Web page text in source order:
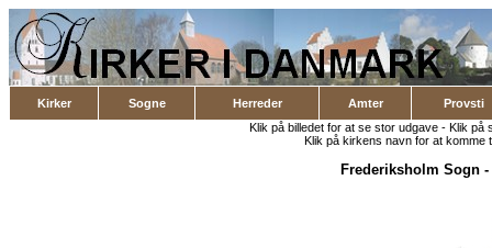
Kirker Sogne Herreder Amter
Provsti
Klik på billedet for at se stor udgave - Klik på
Klik på kirkens navn for at komme
Frederiksholm Sogn-